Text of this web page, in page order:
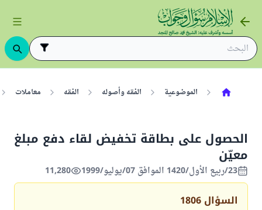
الموضوعية الفقه وأصوله الفقه معاملات
الحصول على بطاقة تخفيض لقاء دفع مبلغ
معيّن
23/ربيع الأول/1420 الموافق 07/يوليو/1999 11,280
السؤال 1806